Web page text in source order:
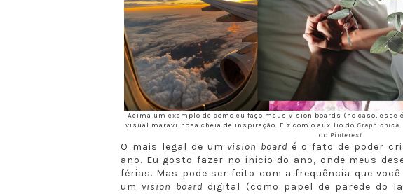
Acima um exemplo de como eu faço meus vision boards (no caso, esse
visual maravilhosa cheia de inspiração. Fiz com o auxilio do Graphionica.
do Pinterest.
O mais legal de um vision board é o fato de poder
ano. Eu gosto fazer no inicio do ano, onde meus
férias. Mas pode ser feito com a frequência que
um vision board digital (como papel de parede do